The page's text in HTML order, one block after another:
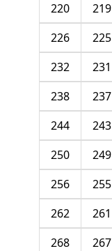
219
220
225
226
231
232
237
238
243
244
249
250
255
256
261
262
267
268